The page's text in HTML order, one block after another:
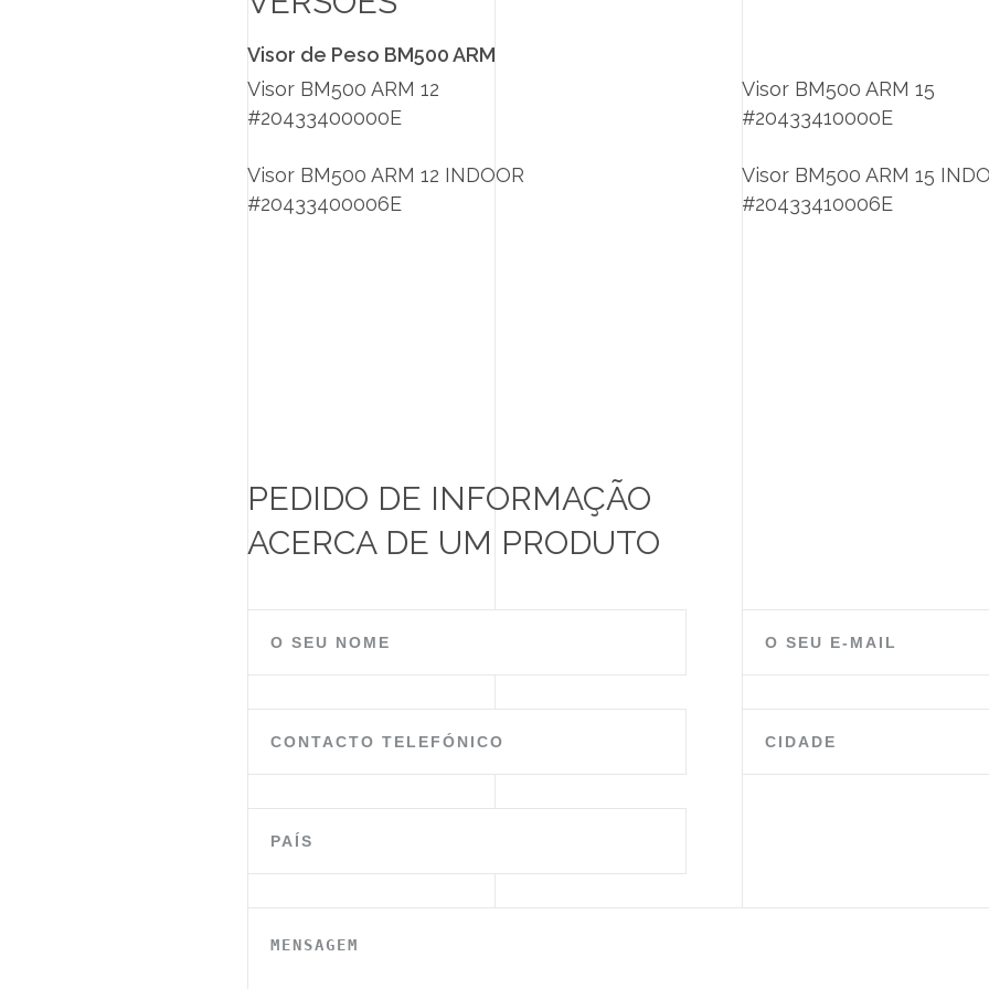
Visor de Peso BM500 ARM
Visor BM500 ARM 12
#20433400000E
Visor BM500 ARM 12 INDOOR
#20433400006E
Visor BM500 ARM 15
#20433410000E
Visor BM500 ARM 15
#20433410006E
PEDIDO DE INFORMAÇÃO
ACERCA DE UM PRODUTO